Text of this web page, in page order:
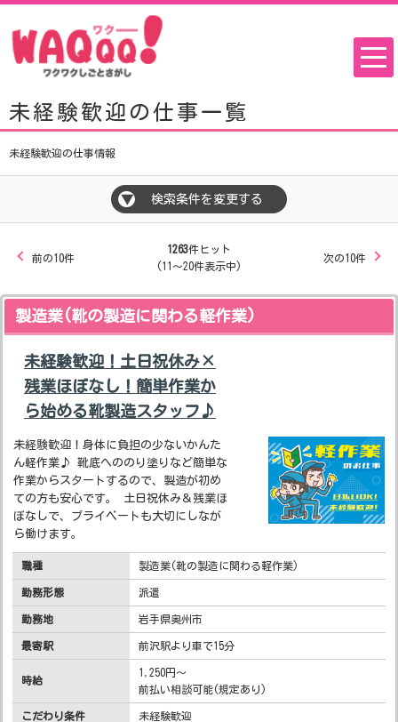
未経験歓迎の仕事一覧
未経験歓迎の仕事情報
▼ 検索条件を変更する
前の10件
1263件ヒット
(11～20件表示中)
次の10件
製造業(靴の製造に関わる軽作業)
未経験歓迎！土日祝休み×
残業ほぼなし！簡単作業か
ら始める靴製造スタッフ♪
未経験歓迎！身体に負担の少ないかんた
ん軽作業♪ 靴底へののり塗りなど簡単な
作業からスタートするので、製造が初め
ての方も安心です。 土日祝休み＆残業ほ
ぼなしで、プライベートも大切にしなが
ら働けます。
職種 製造業(靴の製造に関わる軽作業)
勤務形態 派遣
勤務地 岩手県奥州市
最寄駅 前沢駅より車で15分
時給
1,250円～
前払い相談可能(規定あり)
こだわり条件 未経験歓迎